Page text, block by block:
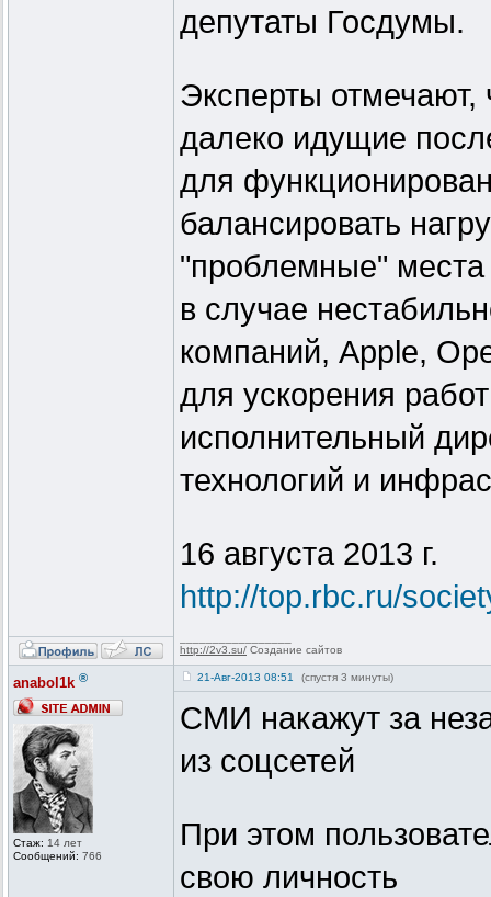
депутаты Госдумы.
Эксперты отмечают,
далеко идущие
для
балансировать
"проблемные" места
в случае
компаний, Apple,
для ускорения
исполнительный
технологий и
16 августа 2013 г.
http://top.rbc.ru/
http://2v3.su/ Создание сайтов
anabol1k ®
Стаж: 14 лет
Сообщений: 766
21-Авг-2013 08:51 (спустя 3 минуты)
СМИ накажут за
из соцсетей
При этом
свою личность